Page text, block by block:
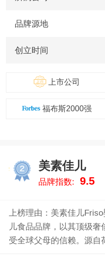
品牌源地
创立时间
上市公司
福布斯2000强
美素佳儿
品牌指数: 9.5
上榜理由：美素佳儿
儿食品品牌，以其顶级
受全球父母的信赖。源自